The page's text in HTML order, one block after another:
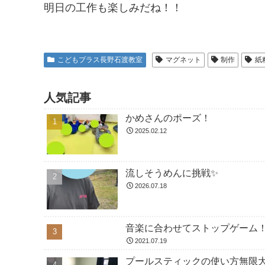
明日の工作も楽しみだね！！
こどもプラス長野石渡教室 マグネット 制作 紙
人気記事
かめさんのポーズ！
2025.02.12
流しそうめんに挑戦✨
2026.07.18
音楽に合わせてストップゲーム！
2021.07.19
プールスティックの使い方無限